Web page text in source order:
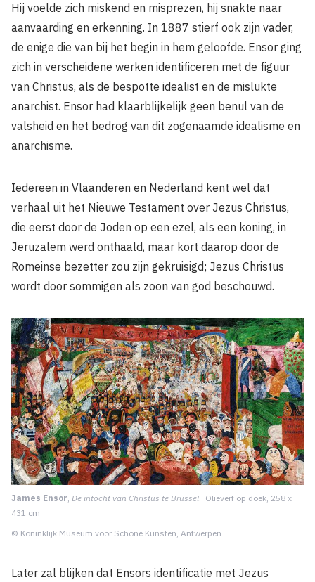
James Ensor, De intocht van Christus te Brussel. Olieverf op doek, 258 x
431 cm
© Koninklijk Museum voor Schone Kunsten, Antwerpen
Hij voelde zich miskend en misprezen, hij snakte naar
aanvaarding en erkenning. In 1887 stierf ook zijn vader,
de enige die van bij het begin in hem geloofde. Ensor ging
zich in verscheidene werken identificeren met de figuur
van Christus, als de bespotte idealist en de mislukte
anarchist. Ensor had klaarblijkelijk geen benul van de
valsheid en het bedrog van dit zogenaamde idealisme en
anarchisme.
Iedereen in Vlaanderen en Nederland kent wel dat
verhaal uit het Nieuwe Testament over Jezus Christus,
die eerst door de Joden op een ezel, als een koning, in
Jeruzalem werd onthaald, maar kort daarop door de
Romeinse bezetter zou zijn gekruisigd; Jezus Christus
wordt door sommigen als zoon van god beschouwd.
Later zal blijken dat Ensors identificatie met Jezus